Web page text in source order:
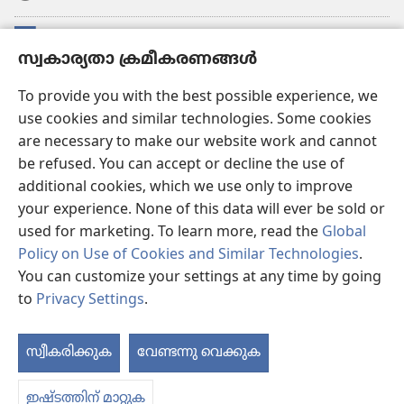
സ്വകാര്യതാ ക്രമീകരണങ്ങൾ
To provide you with the best possible experience, we
use cookies and similar technologies. Some cookies
are necessary to make our website work and cannot
be refused. You can accept or decline the use of
additional cookies, which we use only to improve
your experience. None of this data will ever be sold or
used for marketing. To learn more, read the Global
Policy on Use of Cookies and Similar Technologies.
You can customize your settings at any time by going
to Privacy Settings.
സ്വീകരിക്കുക വേണ്ടന്നു വെക്കുക
ഇഷ്ടത്തിന് മാറ്റുക
പേജ്
വാച്ച്ടവര്‍ ഓണ്‍ലൈന്‍ ലൈബ്രറി
(പുതിയ
പേജ്
തുറക്കുക)JW ഹബ്ബ്
(പുതിയ
പേജ്
തുറക്കുക)JW ലൈ​ബ്ര​റി
വാച്ച്‌ടവർ ലൈ​ബ്രറി
ഉപയോഗിക്കുന്നതിനുള്ള വ്യവസ്ഥകള്‍|സ്വകാര്യതാ നയം
ക്രമീകരണങ്ങൾ